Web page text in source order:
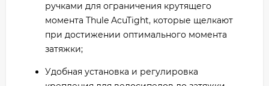
ручками для ограничения крутящего
момента Thule AcuTight, которые щелкают
при достижении оптимального момента
затяжки;
Удобная установка и регулировка